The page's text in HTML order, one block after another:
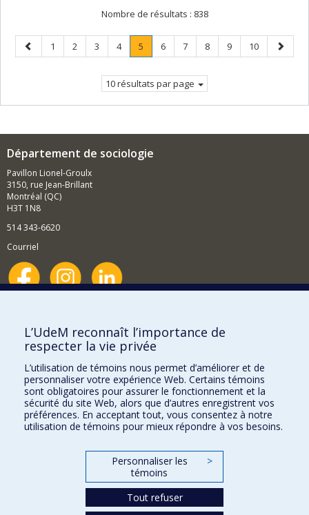
Nombre de résultats : 838
Page
précédente
Page
1 Page
2 Page
3 Page
4 Page
5
Page
Page
6 Page
7 Page
8 Page
9 Page
10
Page
10 résultats par page
Département de sociologie
Pavillon Lionel-Groulx
3150, rue Jean-Brillant
Montréal (QC)
H3T 1N8
514 343-6620
Courriel
Comment soutenir le Département?
BESOIN D'AIDE?
Plan du site
Signaler une erreur
Accessibilité
FACULTÉ DES ARTS ET DES SCIENCES
Nos départements et écoles
L’UdeM reconnaît l’importance de
respecter la vie privée
L’utilisation de témoins nous permet d’améliorer et de
personnaliser votre expérience Web. Certains témoins
sont obligatoires pour assurer le fonctionnement et la
sécurité du site Web, alors que d’autres enregistrent vos
préférences. En acceptant tout, vous consentez à notre
utilisation de témoins pour mieux répondre à vos besoins.
Personnaliser les
témoins
>
Tout refuser